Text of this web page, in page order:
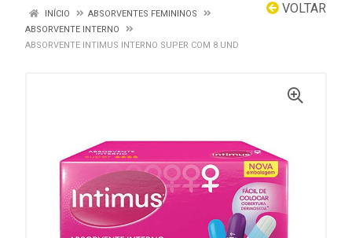
VOLTAR
INÍCIO
ABSORVENTES FEMININOS
ABSORVENTE INTERNO
ABSORVENTE INTIMUS INTERNO SUPER COM 8 UND